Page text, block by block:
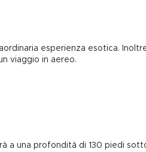
esperienza esotica.
viaggio in aereo.
a una profondità di 130 piedi